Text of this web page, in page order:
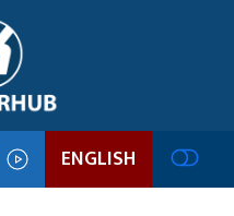
ENGLISH